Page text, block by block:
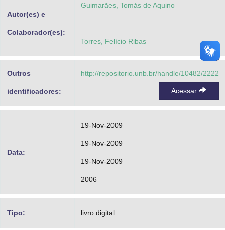
Autor(es) e
Colaborador(es):
Guimarães, Tomás de Aquino
Torres, Felício Ribas
Outros
identificadores:
http://repositorio.unb.br/handle/10482/2222
Acessar
Data:
19-Nov-2009
19-Nov-2009
19-Nov-2009
2006
Tipo: livro digital